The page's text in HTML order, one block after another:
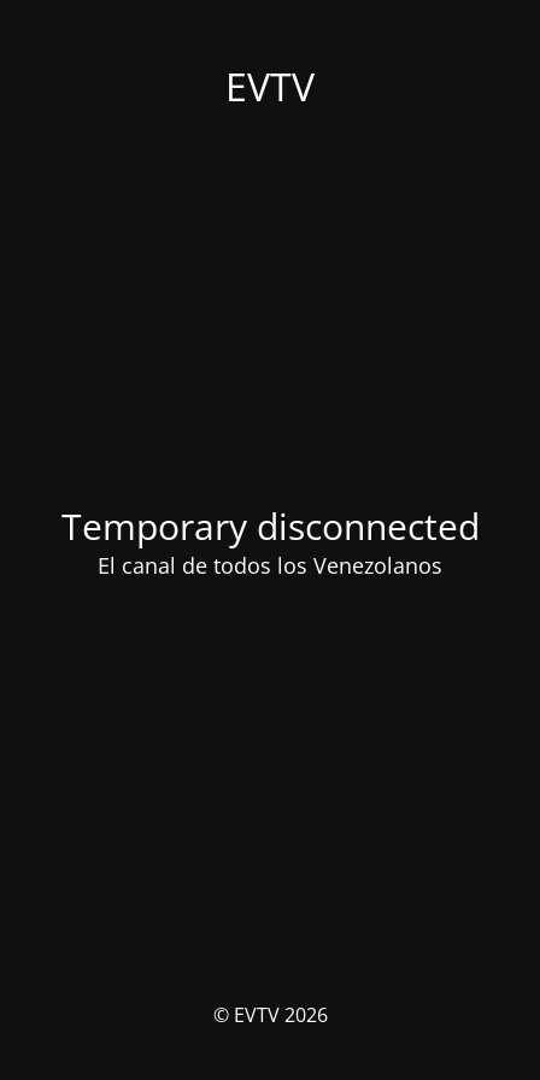
EVTV
Temporary disconnected
El canal de todos los Venezolanos
© EVTV 2026